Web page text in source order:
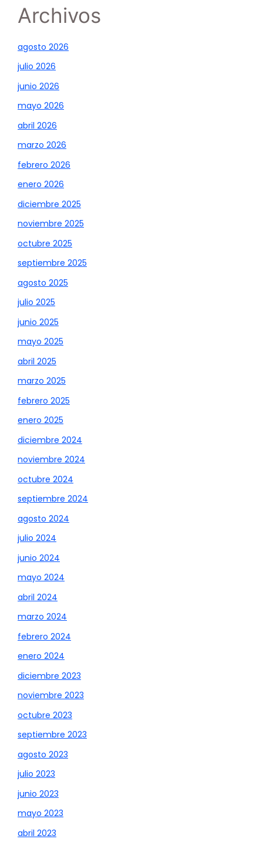
Archivos
agosto 2026
julio 2026
junio 2026
mayo 2026
abril 2026
marzo 2026
febrero 2026
enero 2026
diciembre 2025
noviembre 2025
octubre 2025
septiembre 2025
agosto 2025
julio 2025
junio 2025
mayo 2025
abril 2025
marzo 2025
febrero 2025
enero 2025
diciembre 2024
noviembre 2024
octubre 2024
septiembre 2024
agosto 2024
julio 2024
junio 2024
mayo 2024
abril 2024
marzo 2024
febrero 2024
enero 2024
diciembre 2023
noviembre 2023
octubre 2023
septiembre 2023
agosto 2023
julio 2023
junio 2023
mayo 2023
abril 2023